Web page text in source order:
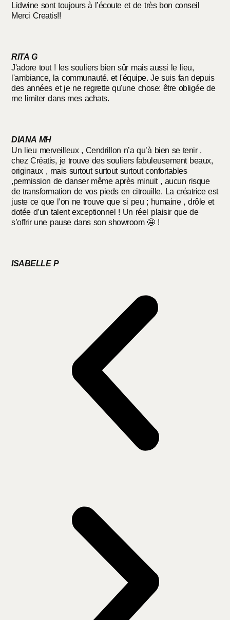
Lidwine sont toujours à l’écoute et de très bon conseil
Merci Creatis!!
RITA G
J'adore tout ! les souliers bien sûr mais aussi le lieu,
l'ambiance, la communauté. et l'équipe. Je suis fan depuis
des années et je ne regrette qu'une chose: être obligée de
me limiter dans mes achats.
DIANA MH
Un lieu merveilleux , Cendrillon n’a qu’à bien se tenir ,
chez Créatis, je trouve des souliers fabuleusement beaux,
originaux , mais surtout surtout surtout confortables
,permission de danser même après minuit , aucun risque
de transformation de vos pieds en citrouille. La créatrice est
juste ce que l’on ne trouve que si peu ; humaine , drôle et
dotée d’un talent exceptionnel ! Un réel plaisir que de
s’offrir une pause dans son showroom 🤩 !
ISABELLE P